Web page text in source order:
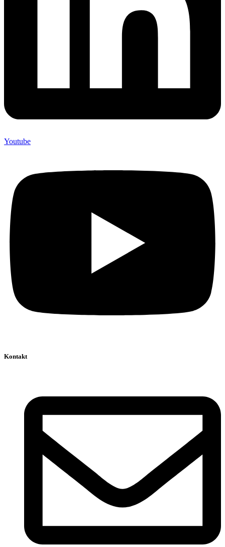
Youtube
Kontakt